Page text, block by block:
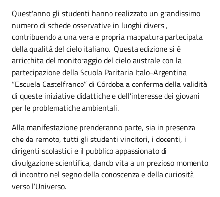
Quest'anno gli studenti hanno realizzato un grandissimo
numero di schede osservative in luoghi diversi,
contribuendo a una vera e propria mappatura partecipata
della qualità del cielo italiano. Questa edizione si è
arricchita del monitoraggio del cielo australe con la
partecipazione della Scuola Paritaria Italo-Argentina
“Escuela Castelfranco” di Córdoba a conferma della validità
di queste iniziative didattiche e dell’interesse dei giovani
per le problematiche ambientali.
Alla manifestazione prenderanno parte, sia in presenza
che da remoto, tutti gli studenti vincitori, i docenti, i
dirigenti scolastici e il pubblico appassionato di
divulgazione scientifica, dando vita a un prezioso momento
di incontro nel segno della conoscenza e della curiosità
verso l’Universo.